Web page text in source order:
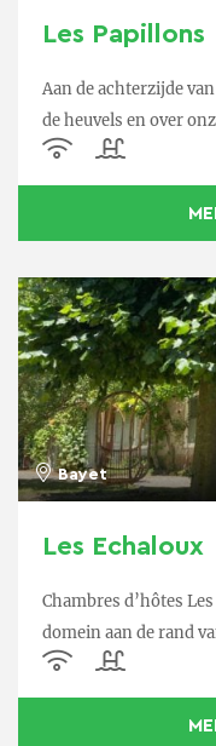
Les Papillons
Aan de achterzijde
de heuvels en over
Bayet
Les Echaloux
Chambres d’hôtes
domein aan de rand